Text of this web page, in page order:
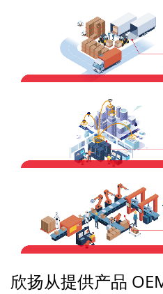
欣扬从提供产品